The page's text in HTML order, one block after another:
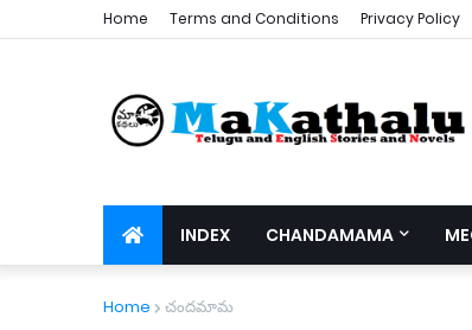
Home Terms and Conditions Privacy Policy
INDEX CHANDAMAMA
Home చందమామ